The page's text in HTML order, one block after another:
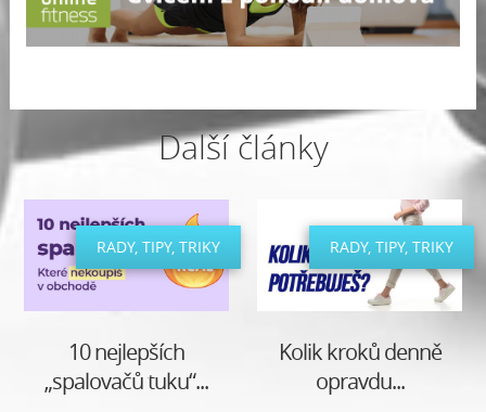
Další články
RADY, TIPY, TRIKY
10 nejlepších
„spalovačů tuku“...
RADY, TIPY, TRIKY
Kolik kroků denně
opravdu...